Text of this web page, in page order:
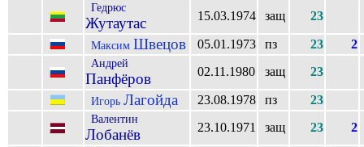
Гедрюс
Жутаутас 15.03.1974 защ 23
Максим Швецов 05.01.1973 пз 23 2
Андрей
Панфёров 02.11.1980 защ 23
Игорь Лагойда 23.08.1978 пз 23
Валентин
Лобанёв 23.10.1971 защ 23 2